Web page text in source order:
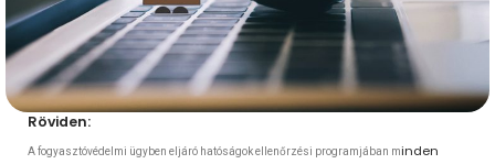
Röviden:
A fogyasztóvédelmi ügyben eljáró hatóságokellenőrzési programjában minden